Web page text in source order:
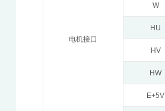
电机接口
W
HU
HV
HW
E+5V